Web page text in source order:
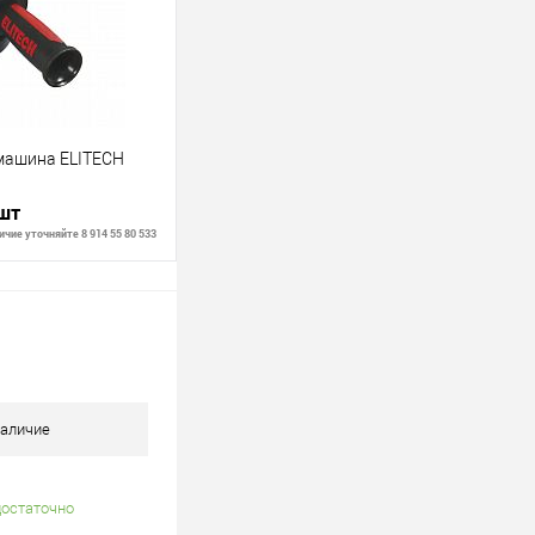
ELITECH
уточняйте 8 914 55 80 533